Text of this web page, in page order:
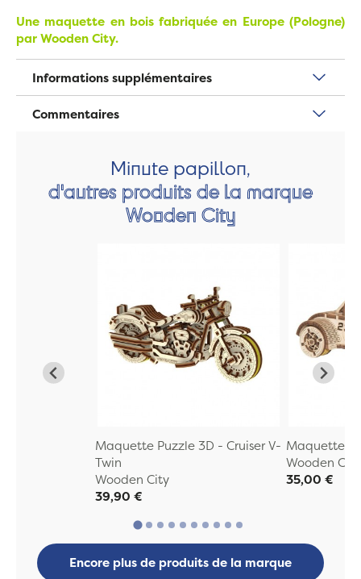
Une maquette en bois fabriquée en Europe (Pologne)
par Wooden City.
Informations supplémentaires
Commentaires
Minute papillon,
d'autres produits de la marque
Wooden City
Maquette Puzzle 3D - Cruiser V-
Twin
Wooden City
39,90 €
Maquette
Wooden City
35,00 €
Encore plus de produits de la marque